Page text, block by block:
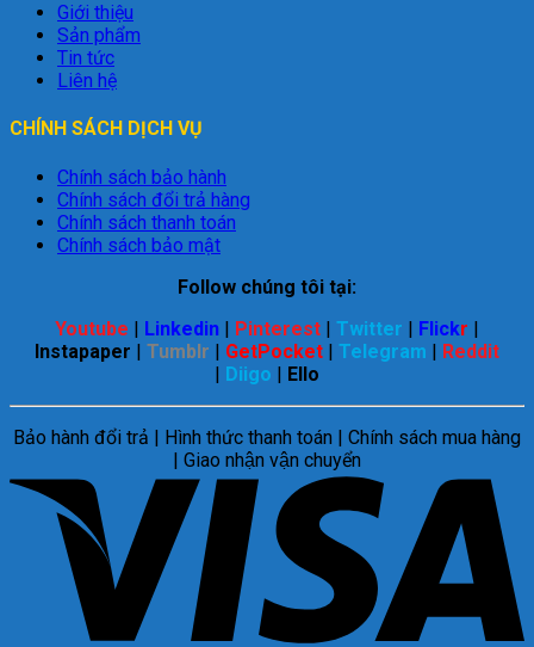
Giới thiệu
Sản phẩm
Tin tức
Liên hệ
CHÍNH SÁCH DỊCH VỤ
Chính sách bảo hành
Chính sách đổi trả hàng
Chính sách thanh toán
Chính sách bảo mật
Follow chúng tôi tại:
Youtube | Linkedin | Pinterest | Twitter | Flickr |
Instapaper | Tumblr | GetPocket | Telegram | Reddit
| Diigo | Ello
Bảo hành đổi trả | Hình thức thanh toán | Chính sách mua hàng
| Giao nhận vận chuyển